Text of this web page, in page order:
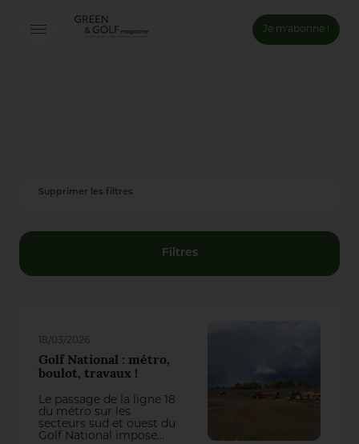
Je m'abonne !
Supprimer les filtres
Filtres
18/03/2026
Golf National : métro,
boulot, travaux !
Le passage de la ligne 18
du métro sur les
secteurs sud et ouest du
Golf National impose